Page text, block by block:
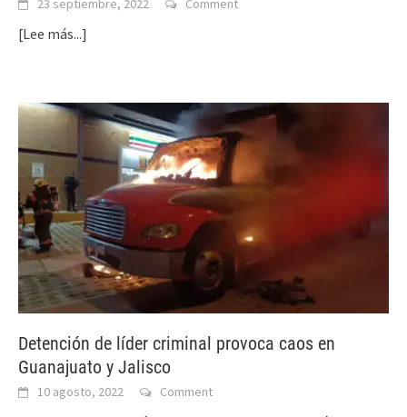
23 septiembre, 2022 Comment
[Lee más...]
Detención de líder criminal provoca caos en
Guanajuato y Jalisco
10 agosto, 2022 Comment